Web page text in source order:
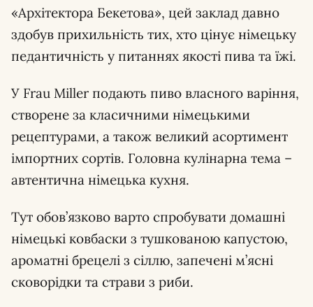
«Архітектора Бекетова», цей заклад давно
здобув прихильність тих, хто цінує німецьку
педантичність у питаннях якості пива та їжі.
У Frau Miller подають пиво власного варіння,
створене за класичними німецькими
рецептурами, а також великий асортимент
імпортних сортів. Головна кулінарна тема –
автентична німецька кухня.
Тут обов’язково варто спробувати домашні
німецькі ковбаски з тушкованою капустою,
ароматні брецелі з сіллю, запечені м’ясні
сковорідки та страви з риби.